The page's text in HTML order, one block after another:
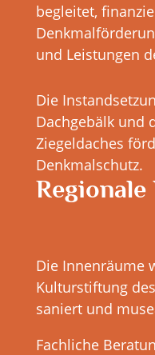
begleitet,
und Leistungen
Die
Dachgebälk und
Ziegeldaches
Denkmalschutz.
Die Innenräume
Kulturstiftung
saniert und
Fachliche